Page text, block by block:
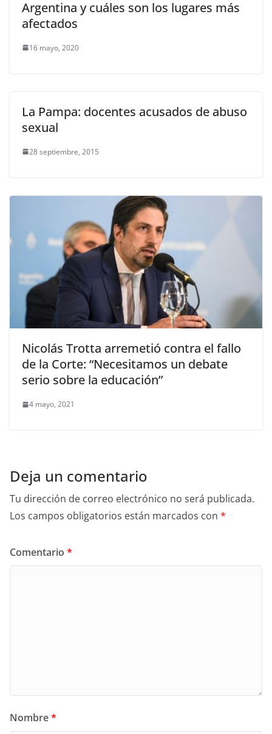
Argentina y cuáles son los lugares más
afectados
16 mayo, 2020
La Pampa: docentes acusados de abuso
sexual
28 septiembre, 2015
Nicolás Trotta arremetió contra el fallo
de la Corte: “Necesitamos un debate
serio sobre la educación”
4 mayo, 2021
Deja un comentario
Tu dirección de correo electrónico no será publicada.
Los campos obligatorios están marcados con *
Comentario *
Nombre*